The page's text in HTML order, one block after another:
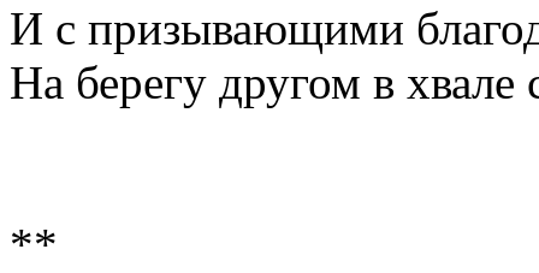
И с призывающими
На берегу другом в
**